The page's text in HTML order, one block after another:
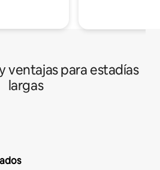
ventajas para estadías
largas